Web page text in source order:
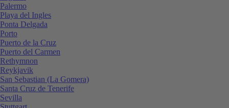
Palermo
Playa del Ingles
Ponta Delgada
Porto
Puerto de la Cruz
Puerto del Carmen
Rethymnon
Reykjavik
San Sebastian (La Gomera)
Santa Cruz de Tenerife
Sevilla